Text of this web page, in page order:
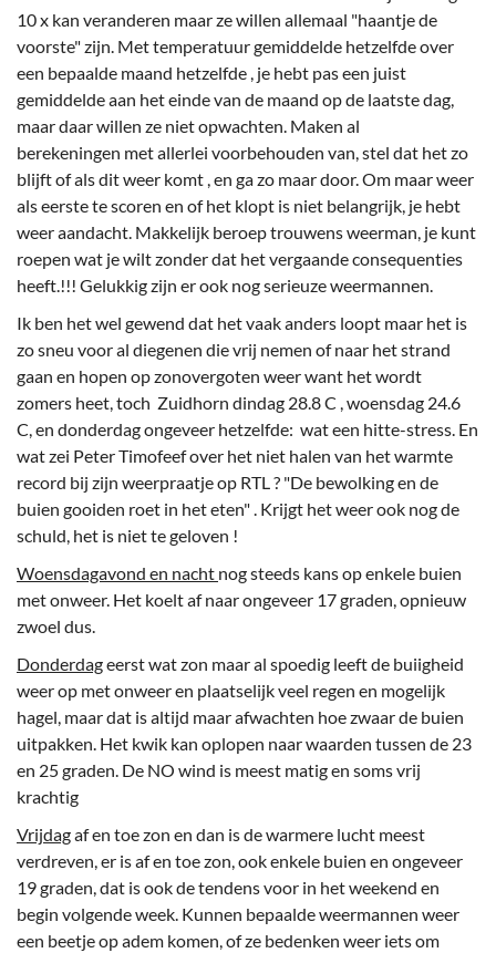
10 x kan veranderen maar ze willen allemaal "haantje de
voorste" zijn. Met temperatuur gemiddelde hetzelfde over
een bepaalde maand hetzelfde , je hebt pas een juist
gemiddelde aan het einde van de maand op de laatste dag,
maar daar willen ze niet opwachten. Maken al
berekeningen met allerlei voorbehouden van, stel dat het zo
blijft of als dit weer komt , en ga zo maar door. Om maar weer
als eerste te scoren en of het klopt is niet belangrijk, je hebt
weer aandacht. Makkelijk beroep trouwens weerman, je kunt
roepen wat je wilt zonder dat het vergaande consequenties
heeft.!!! Gelukkig zijn er ook nog serieuze weermannen.
Ik ben het wel gewend dat het vaak anders loopt maar het is
zo sneu voor al diegenen die vrij nemen of naar het strand
gaan en hopen op zonovergoten weer want het wordt
zomers heet, toch Zuidhorn dindag 28.8 C , woensdag 24.6
C, en donderdag ongeveer hetzelfde: wat een hitte-stress. En
wat zei Peter Timofeef over het niet halen van het warmte
record bij zijn weerpraatje op RTL ? "De bewolking en de
buien gooiden roet in het eten" . Krijgt het weer ook nog de
schuld, het is niet te geloven !
Woensdagavond en nacht nog steeds kans op enkele buien
met onweer. Het koelt af naar ongeveer 17 graden, opnieuw
zwoel dus.
Donderdageerst wat zon maar al spoedig leeft de buiigheid
weer op met onweer en plaatselijk veel regen en mogelijk
hagel, maar dat is altijd maar afwachten hoe zwaar de buien
uitpakken. Het kwik kan oplopen naar waarden tussen de 23
en 25 graden. De NO wind is meest matig en soms vrij
krachtig
Vrijdagaf en toe zon en dan is de warmere lucht meest
verdreven, er is af en toe zon, ook enkele buien en ongeveer
19 graden, dat is ook de tendens voor in het weekend en
begin volgende week. Kunnen bepaalde weermannen weer
een beetje op adem komen, of ze bedenken weer iets om